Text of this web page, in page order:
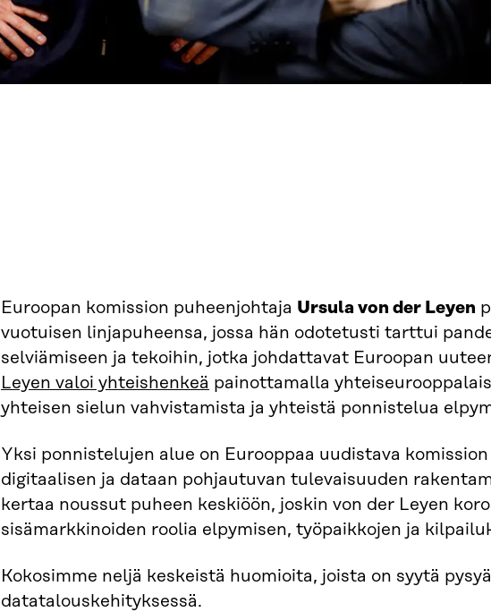
Euroopan komission puheenjohtaja Ursula von der Leyen
vuotuisen linjapuheensa, jossa hän odotetusti tarttui
selviämiseen ja tekoihin, jotka johdattavat Euroopan
Leyen valoi yhteishenkeä painottamalla
yhteisen sielun vahvistamista ja yhteistä ponnistelua
Yksi ponnistelujen alue on Eurooppaa uudistava
digitaalisen ja dataan pohjautuvan tulevaisuuden
kertaa noussut puheen keskiöön, joskin von der Leyen
sisämarkkinoiden roolia elpymisen, työpaikkojen ja
Kokosimme neljä keskeistä huomioita, joista on syytä
datatalouskehityksessä.